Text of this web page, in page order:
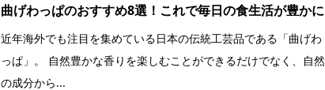
曲げわっぱのおすすめ8選！これで毎日の食生活が豊かに
近年海外でも注目を集めている日本の伝統工芸品である「曲げわ
っぱ」。 自然豊かな香りを楽しむことができるだけでなく、自然
の成分から...